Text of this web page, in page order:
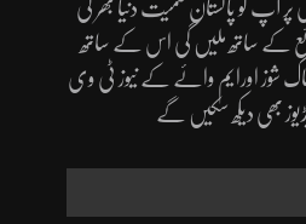
آپ کو پاکستان سمیت دنیا بھر کی
کے ساتھ ملیں گی اس کے ساتھ
شوز اورایم وائے کے نیوز ٹی وی
بھی دیکھ سکیں گے